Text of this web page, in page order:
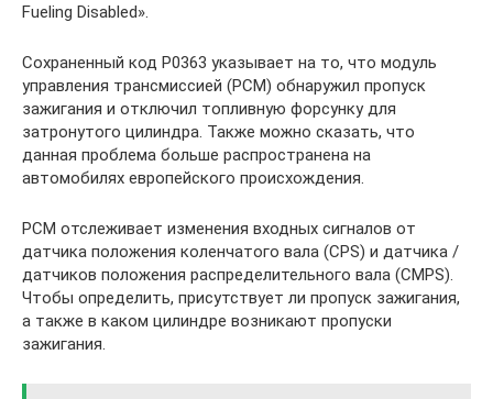
Fueling Disabled».
Сохраненный код P0363 указывает на то, что модуль
управления трансмиссией (PCM) обнаружил пропуск
зажигания и отключил топливную форсунку для
затронутого цилиндра. Также можно сказать, что
данная проблема больше распространена на
автомобилях европейского происхождения.
PCM отслеживает изменения входных сигналов от
датчика положения коленчатого вала (CPS) и датчика /
датчиков положения распределительного вала (CMPS).
Чтобы определить, присутствует ли пропуск зажигания,
а также в каком цилиндре возникают пропуски
зажигания.